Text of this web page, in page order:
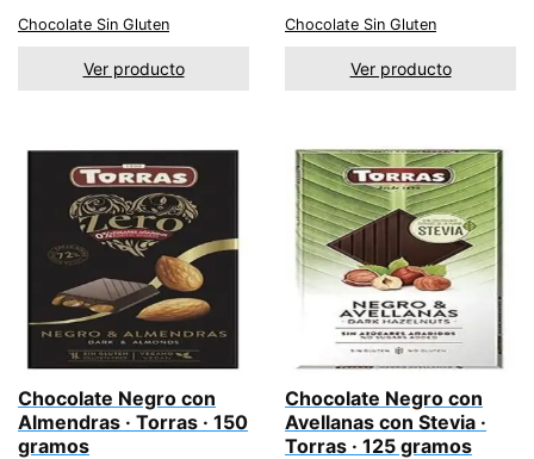
Chocolate Sin Gluten
Ver producto
Chocolate Sin Gluten
Ver producto
Chocolate Negro con
Almendras · Torras · 150
gramos
Chocolate Negro con
Avellanas con Stevia ·
Torras · 125 gramos